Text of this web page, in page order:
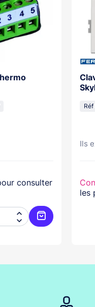
consulter


Ajouter au
Réf
Ils
les